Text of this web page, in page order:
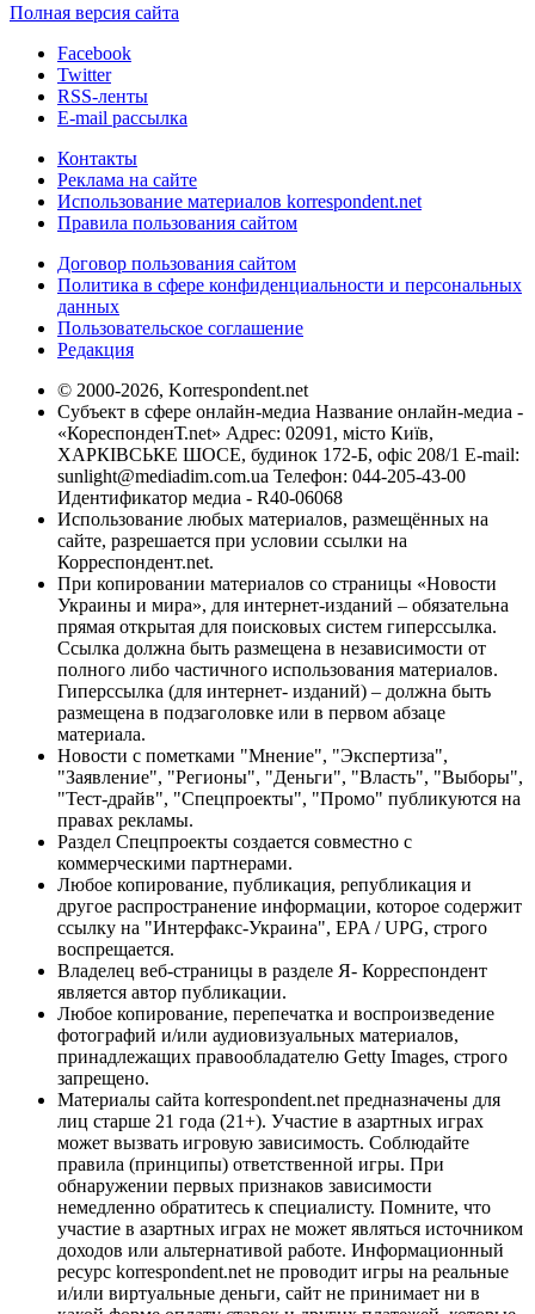
Полная версия сайта
Facebook
Twitter
RSS-ленты
E-mail рассылка
Контакты
Реклама на сайте
Использование материалов korrespondent.net
Правила пользования сайтом
Договор пользования сайтом
Политика в сфере конфиденциальности и персональных
данных
Пользовательское соглашение
Редакция
© 2000-2026, Korrespondent.net
Субъект в сфере онлайн-медиа Название онлайн-медиа -
«КореспонденТ.net» Адрес: 02091, місто Київ,
ХАРКІВСЬКЕ ШОСЕ, будинок 172-Б, офіс 208/1 E-mail:
sunlight@mediadim.com.ua Телефон: 044-205-43-00
Идентификатор медиа - R40-06068
Использование любых материалов, размещённых на
сайте, разрешается при условии ссылки на
Корреспондент.net.
При копировании материалов со страницы «Новости
Украины и мира», для интернет-изданий – обязательна
прямая открытая для поисковых систем гиперссылка.
Ссылка должна быть размещена в независимости от
полного либо частичного использования материалов.
Гиперссылка (для интернет- изданий) – должна быть
размещена в подзаголовке или в первом абзаце
материала.
Новости с пометками "Мнение", "Экспертиза",
"Заявление", "Регионы", "Деньги", "Власть", "Выборы",
"Тест-драйв", "Спецпроекты", "Промо" публикуются на
правах рекламы.
Раздел Спецпроекты создается совместно с
коммерческими партнерами.
Любое копирование, публикация, републикация и
другое распространение информации, которое содержит
ссылку на "Интерфакс-Украина", EPA / UPG, строго
воспрещается.
Владелец веб-страницы в разделе Я- Корреспондент
является автор публикации.
Любое копирование, перепечатка и воспроизведение
фотографий и/или аудиовизуальных материалов,
принадлежащих правообладателю Getty Images, строго
запрещено.
Материалы сайта korrespondent.net предназначены для
лиц старше 21 года (21+). Участие в азартных играх
может вызвать игровую зависимость. Соблюдайте
правила (принципы) ответственной игры. При
обнаружении первых признаков зависимости
немедленно обратитесь к специалисту. Помните, что
участие в азартных играх не может являться источником
доходов или альтернативой работе. Информационный
ресурс korrespondent.net не проводит игры на реальные
и/или виртуальные деньги, сайт не принимает ни в